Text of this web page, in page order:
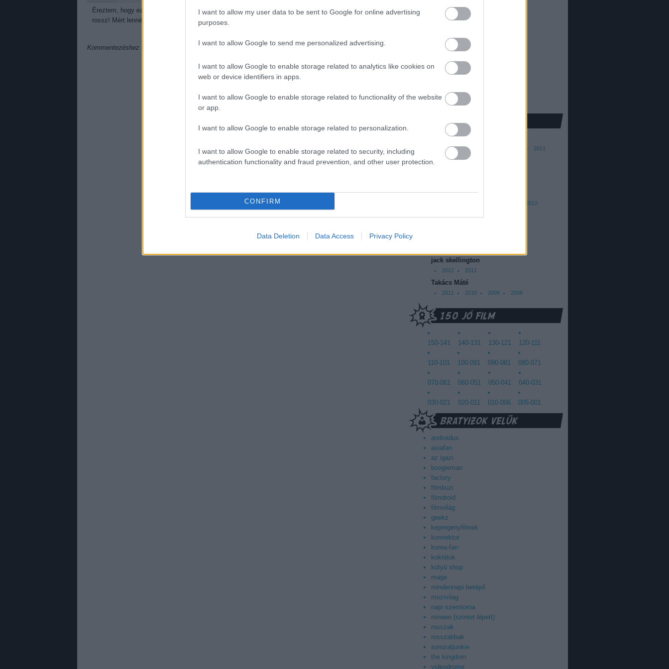
I want to allow my user data to be sent to Google for online advertising
purposes.
I want to allow Google to send me personalized advertising.
I want to allow Google to enable storage related to analytics like cookies on
web or device identifiers in apps.
I want to allow Google to enable storage related to functionality of the website
or app.
I want to allow Google to enable storage related to personalization.
I want to allow Google to enable storage related to security, including
authentication functionality and fraud prevention, and other user protection.
CONFIRM
Data Deletion Data Access Privacy Policy
Éreztem, hogy ez ki lesz téve ide. Helyes! Bár többet vártam a nagy visszatérő számtól, de így se
rossz! Mért lennének túl öregek ehhez? Szarnak meg pláne nem mondanám.
Kommentezéshez lépj be regisztrálj! ‐Belépés Facebookkal
81)
(5319
irodalom(22)
jatekhaz(
)
offtopic
30
zene
139
Zalaba Ferenc
2015 2014
2011
2010
2009
Németh Barna
2012
Cseh Dániel
jack skellington
2012 2011
Takács Máté
2011 2010 2009 2008
150-141 140-131 130-121 120-111
110-101 100-091 090-081 080-071
070-061 060-051 050-041 040-031
030-021 020-011 010-006 005-001
androidus
asiafan
az igazi
boogieman
factory
filmbuzi
filmdroid
filmvilág
geekz
kepregenyfilmek
konnektor
korea-fan
koktélok
kütyü shop
mage
mindennapi betépő
mozivilag
napi szemtorna
mirwen (szintet lépett)
rosszak
rosszabbak
sorozatjunkie
the kingdom
videodrome